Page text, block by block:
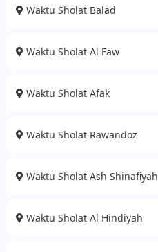
Waktu Sholat Balad
Waktu Sholat Al Faw
Waktu Sholat Afak
Waktu Sholat Rawandoz
Waktu Sholat Ash Shinafiyah
Waktu Sholat Al Hindiyah